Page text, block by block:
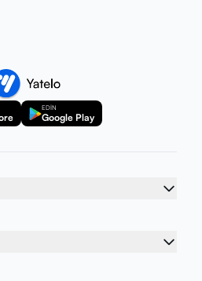
EDİN
Google Play